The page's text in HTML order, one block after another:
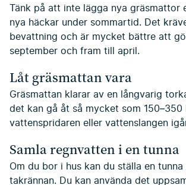
Tänk på att inte lägga nya gräsmattor
nya häckar under sommartid. Det
bevattning och är mycket bättre att
september och fram till april.
Låt gräsmattan vara
Gräsmattan klarar av en långvarig
det kan gå åt så mycket som 150–350
vattenspridaren eller vattenslangen
Samla regnvatten i en tunna
Om du bor i hus kan du ställa en tunna
takrännan. Du kan använda det